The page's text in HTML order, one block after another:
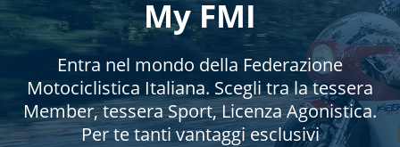
My FMI
Entra nel mondo della Federazione
Motociclistica Italiana. Scegli tra la tessera
Member, tessera Sport, Licenza Agonistica.
Per te tanti vantaggi esclusivi